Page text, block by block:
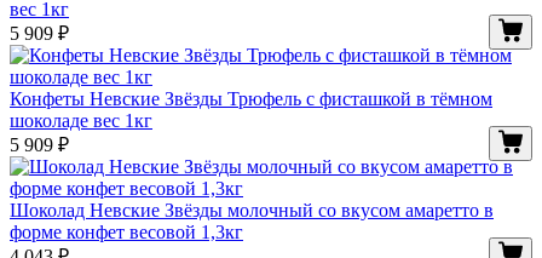
вес 1кг
5 909 ₽
Конфеты Невские Звёзды Трюфель с фисташкой в тёмном
шоколаде вес 1кг
5 909 ₽
Шоколад Невские Звёзды молочный со вкусом амаретто в
форме конфет весовой 1,3кг